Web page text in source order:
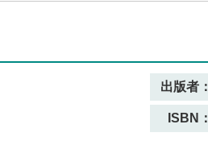
出版者：
ISBN：